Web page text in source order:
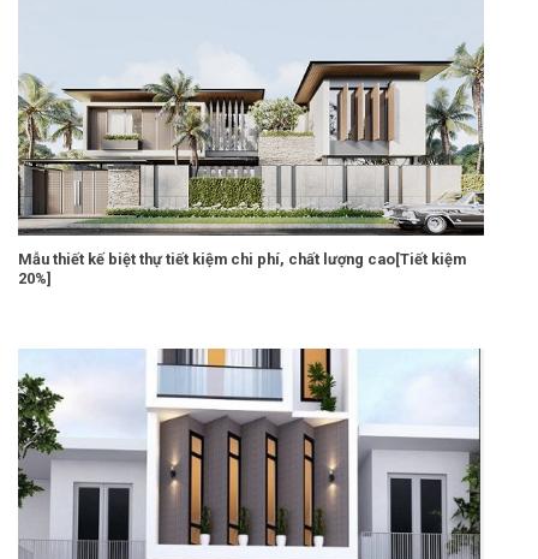
Mẫu thiết kế biệt thự tiết kiệm chi phí, chất lượng cao[Tiết kiệm
20%]